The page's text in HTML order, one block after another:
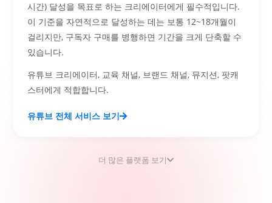
시간) 달성을 목표로 하는 크리에이터에게 필수적입니다.
이 기준을 자연적으로 달성하는 데는 보통 12~18개월이
걸리지만, 구독자 구매를 병행하면 기간을 크게 단축할 수
있습니다.
유튜브 크리에이터, 교육 채널, 브랜드 채널, 뮤지션, 팟캐
스터에게 적합합니다.
유튜브 전체 서비스 보기
더 많은 플랫폼 보기